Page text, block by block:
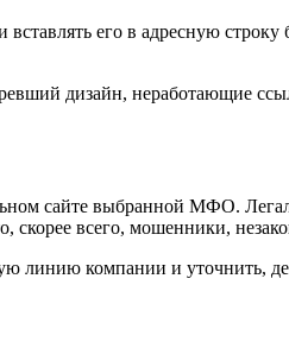
его в адресную
дизайн, неработающие
сайте выбранной МФО.
скорее всего, мошенники,
линию компании и уточнить,